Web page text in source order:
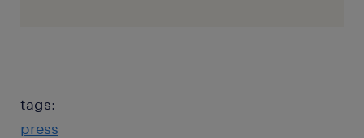
tags:
press